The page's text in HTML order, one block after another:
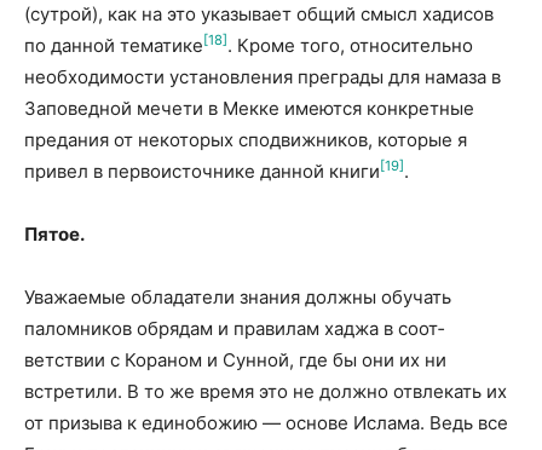
(сутрой), как на это указывает общий смысл хадисов
по данной тематике [18] . Кроме того, относительно
необходимости установления прегра­ды для намаза в
Заповедной мечети в Мекке имеются конкретные
предания от некоторых сподвижников, которые я
привел в первоисточнике данной книги [19] .
Пятое.
Уважаемые обладатели знания должны обучать
паломников обрядам и правилам хаджа в соот­
ветствии с Кораном и Сунной, где бы они их ни
встретили. В то же время это не должно отвлекать их
от призыва к единобожию — основе Ислама. Ведь все